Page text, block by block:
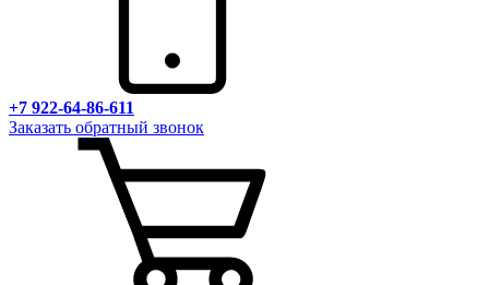
+7 922-64-86-611
Заказать обратный звонок